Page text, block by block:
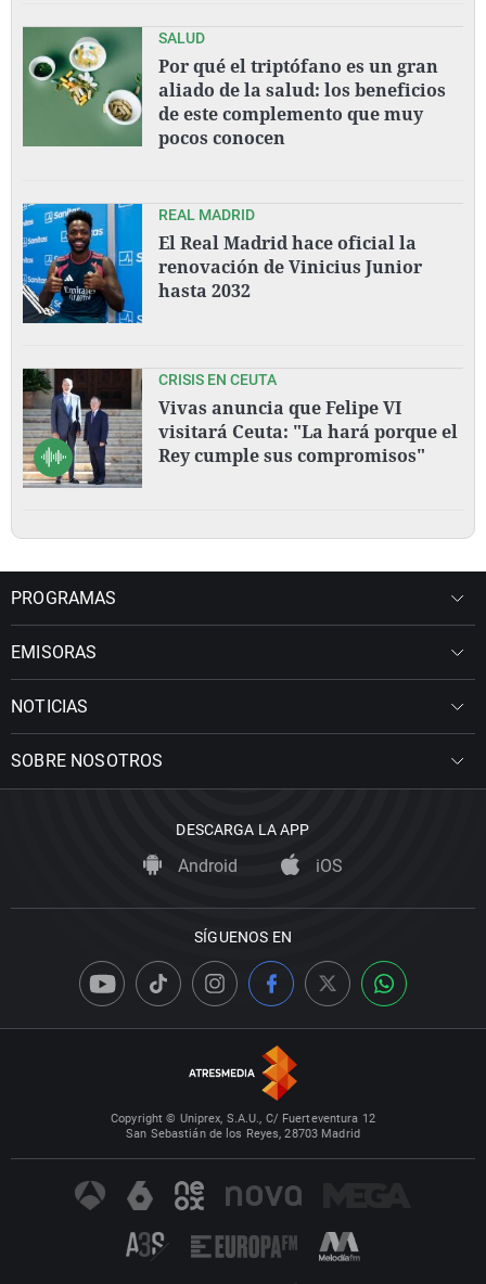
SALUD
Por qué el triptófano es un gran
aliado de la salud: los beneficios
de este complemento que muy
pocos conocen
REAL MADRID
El Real Madrid hace oficial la
renovación de Vinicius Junior
hasta 2032
CRISIS EN CEUTA
Vivas anuncia que Felipe VI
visitará Ceuta: "La hará porque el
Rey cumple sus compromisos"
PROGRAMAS
EMISORAS
NOTICIAS
SOBRE NOSOTROS
DESCARGA LA APP
Android iOS
SÍGUENOS EN
Copyright © Uniprex, S.A.U., C/ Fuerteventura 12
San Sebastián de los Reyes, 28703 Madrid